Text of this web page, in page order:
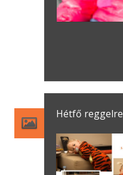
Hétfő reggelre